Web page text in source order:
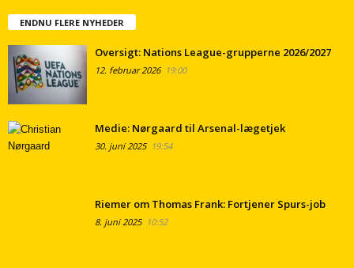
ENDNU FLERE NYHEDER
Oversigt: Nations League-grupperne 2026/2027
12. februar 202619:00
Medie: Nørgaard til Arsenal-lægetjek
30. juni 202519:54
Riemer om Thomas Frank: Fortjener Spurs-job
8. juni 202510:52